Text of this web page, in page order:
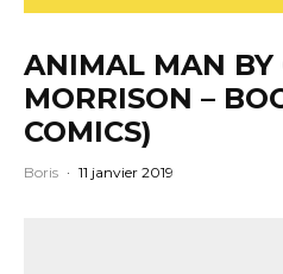
ANIMAL MAN BY
MORRISON –
COMICS)
Boris · 11 janvier 2019